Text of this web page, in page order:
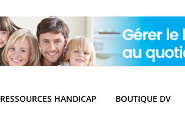
RESSOURCES HANDICAP BOUTIQUE DV